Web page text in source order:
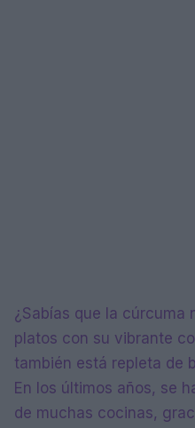
¿Sabías que la cúrcuma
platos con su vibrante
también está repleta de
En los últimos años, se
de muchas cocinas,